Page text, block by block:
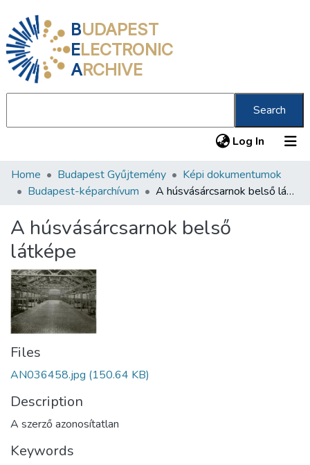
BUDAPEST
ELECTRONIC
ARCHIVE
Search
Log In (current)
Communities & Collections
Statistics
About us
Home Budapest Gyűjtemény
Képi dokumentumok
Budapest-képarchívum
A húsvásárcsarnok belső látképe
A húsvásárcsarnok belső
látképe
Files
AN036458.jpg (150.64 KB)
Description
A szerző azonosítatlan
Keywords